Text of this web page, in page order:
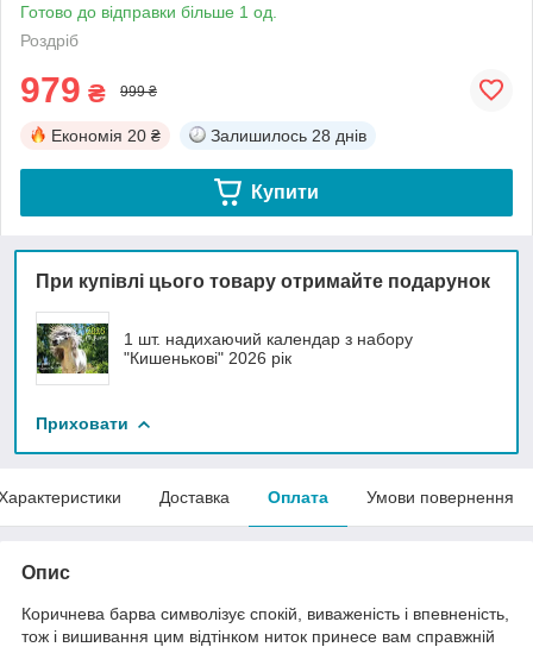
Готово до відправки більше 1 од.
Роздріб
979 ₴ 999 ₴
Економія 20 ₴ Залишилось 28 днів
Купити
При купівлі цього товару отримайте подарунок
1 шт. надихаючий календар з набору
"Кишенькові" 2026 рік
Приховати
Доставка Оплата Умови повернення
Опис
Коричнева барва символізує спокій, виваженість і впевненість,
тож і вишивання цим відтінком ниток принесе вам справжній